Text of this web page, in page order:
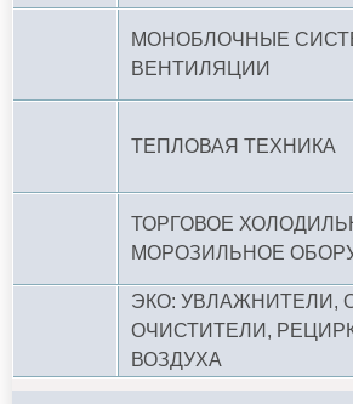
МОНОБЛОЧНЫЕ
ВЕНТИЛЯЦИИ
ТЕПЛОВАЯ ТЕХНИКА
ТОРГОВОЕ
МОРОЗИЛЬНОЕ
ЭКО: УВЛАЖНИТЕЛИ,
ОЧИСТИТЕЛИ,
ВОЗДУХА